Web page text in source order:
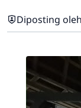
Diposting